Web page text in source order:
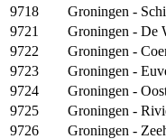
9718
Groningen -
9721
Groningen - De
9722
Groningen -
9723
Groningen -
9724
Groningen -
9725
Groningen -
9726
Groningen -